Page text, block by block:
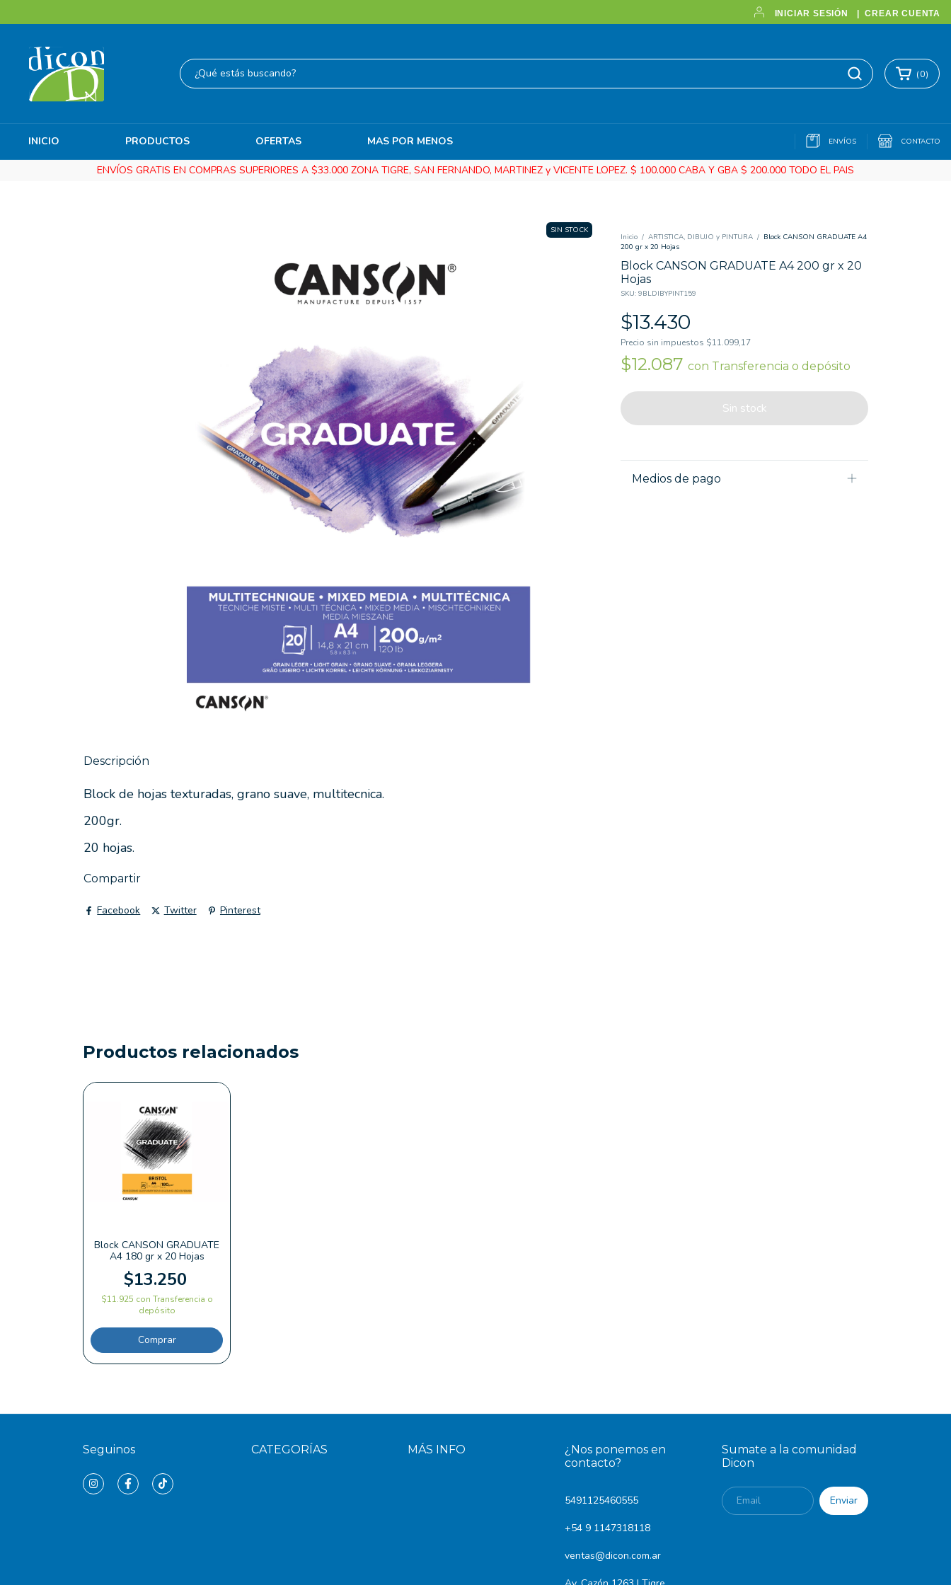
INICIAR SESIÓN CREAR CUENTA
ENVÍOS GRATIS EN COMPRAS SUPERIORES A $33.000 ZONA TIGRE, SAN FERNANDO, MARTINEZ y VICENTE LOPEZ. $ 100.000 CABA Y GBA $ 200.000 TODO EL PAIS
(0)
INICIO PRODUCTOS OFERTAS MAS POR MENOS ENVÍOS CONTACTO
SIN STOCK
Inicio / ARTISTICA, DIBUJO y PINTURA / Block CANSON GRADUATE A4
200 gr x 20 Hojas
Block CANSON GRADUATE A4 200 gr x 20
Hojas
SKU: 9BLDIBYPINT159
$13.430
Precio sin impuestos $11.099,17
$12.087 con Transferencia o depósito
Medios de pago
Descripción
Block de hojas texturadas, grano suave, multitecnica.
200gr.
20 hojas.
Compartir
Facebook Twitter Pinterest
Productos relacionados
Block CANSON GRADUATE
A4 180 gr x 20 Hojas
$13.250
$11.925 con Transferencia o
depósito
Seguinos CATEGORÍAS MÁS INFO
¿Nos ponemos en
contacto?
5491125460555
+54 9 1147318118
ventas@dicon.com.ar
Sumate a la comunidad
Dicon